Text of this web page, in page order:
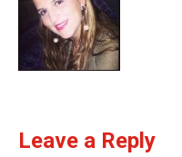
Leave a Reply